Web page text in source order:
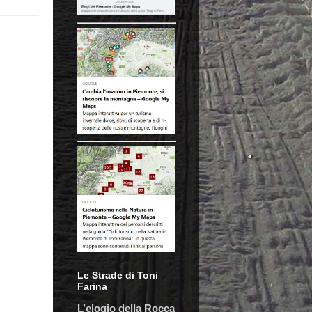
Le Strade di Toni
Farina
L’elogio della Rocca